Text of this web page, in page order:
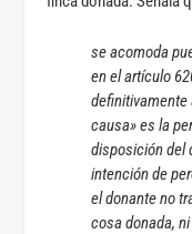
se acomoda
en el artículo
definitivamente
causa» es la
disposición del
intención de
el donante no
cosa donada,